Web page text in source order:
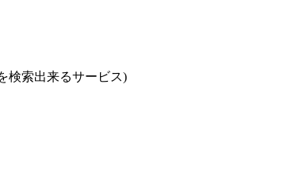
検索出来るサービス)